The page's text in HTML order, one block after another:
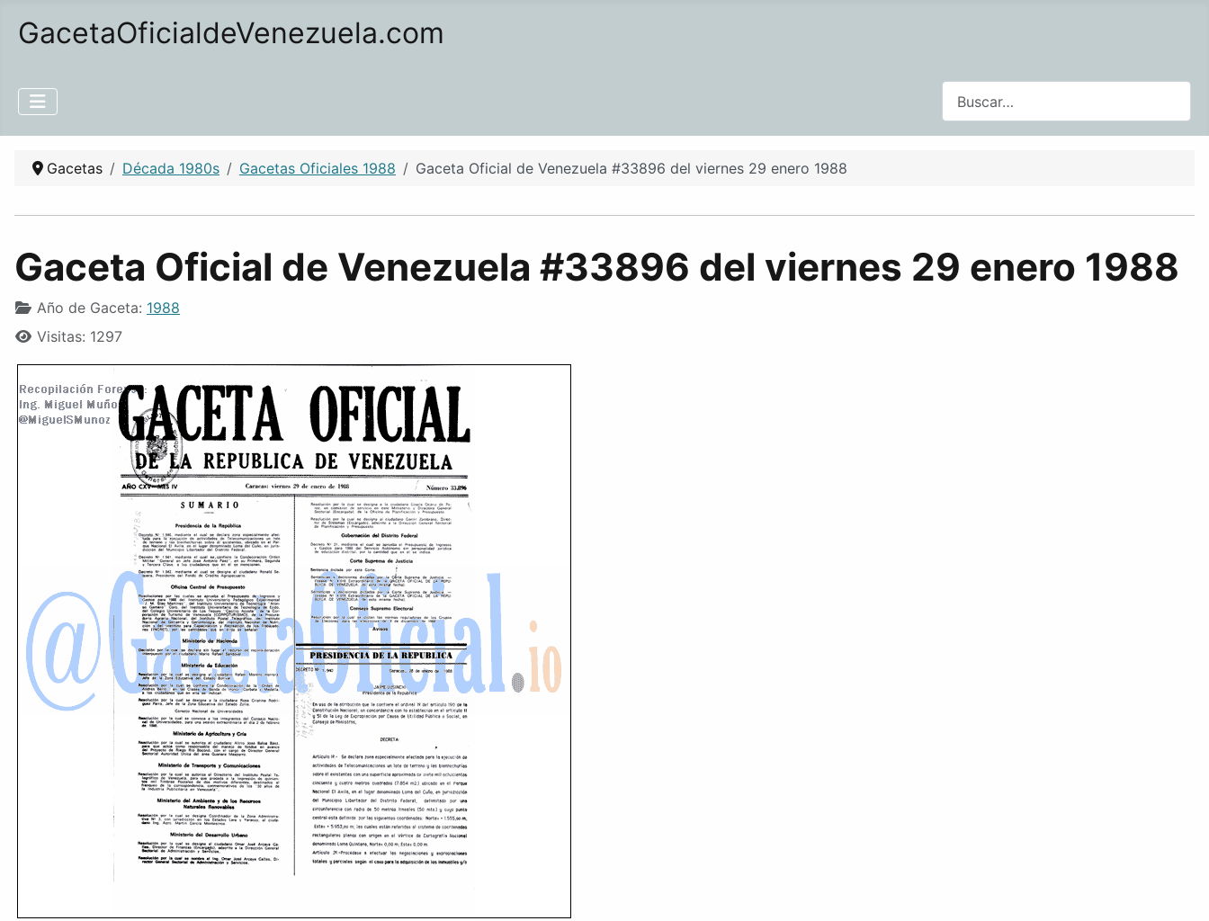
GacetaOficialdeVenezuela.com
Gacetas Década 1980s Gacetas Oficiales 1988 Gaceta Oficial de Venezuela #33896 del viernes 29 enero 1988
Gaceta Oficial de Venezuela #33896 del viernes 29 enero 1988
Año de Gaceta: 1988
Visitas: 1297